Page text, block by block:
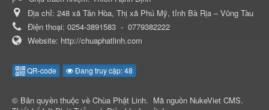
Địa chỉ: 248 xã Tân Hòa, Thị xã Phú Mỹ, tỉnh Bà Rịa – Vũng Tàu
Điện thoại: 0254-3891583 - 0779382222
Website: http://chuaphatlinh.com
QR-code Đang truy cập: 48
© Bản quyền thuộc về Chùa Phật Linh. Mã nguồn NukeViet CMS.